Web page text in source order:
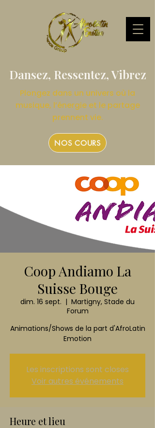
Dansez, Ressentez, Vibrez
Plongez dans un univers où la
musique, l’énergie et le partage
prennent vie.
NOS COURS
Coop Andiamo La
Suisse Bouge
dim. 16 sept.
  |
Martigny, Stade du
Forum
Animations/Shows de la part d'AfroLatin
Emotion
Les inscriptions sont closes
Voir autres événements
Heure et lieu